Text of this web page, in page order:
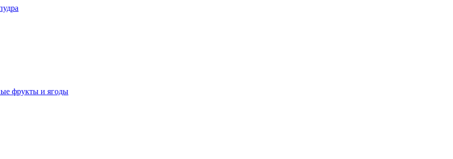
фрукты и ягоды